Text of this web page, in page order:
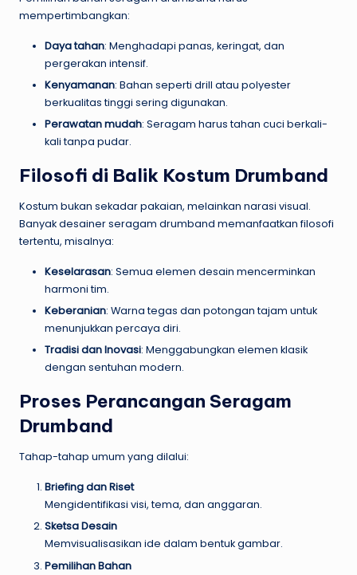
mempertimbangkan:
Daya tahan: Menghadapi panas, keringat, dan
pergerakan intensif.
Kenyamanan: Bahan seperti drill atau polyester
berkualitas tinggi sering digunakan.
Perawatan mudah: Seragam harus tahan cuci berkali-
kali tanpa pudar.
Filosofi di Balik Kostum Drumband
Kostum bukan sekadar pakaian, melainkan narasi visual.
Banyak desainer seragam drumband memanfaatkan filosofi
tertentu, misalnya:
Keselarasan: Semua elemen desain mencerminkan
harmoni tim.
Keberanian: Warna tegas dan potongan tajam untuk
menunjukkan percaya diri.
Tradisi dan Inovasi: Menggabungkan elemen klasik
dengan sentuhan modern.
Proses Perancangan Seragam
Drumband
Tahap-tahap umum yang dilalui:
Briefing dan Riset
Mengidentifikasi visi, tema, dan anggaran.
Sketsa Desain
Memvisualisasikan ide dalam bentuk gambar.
Pemilihan Bahan